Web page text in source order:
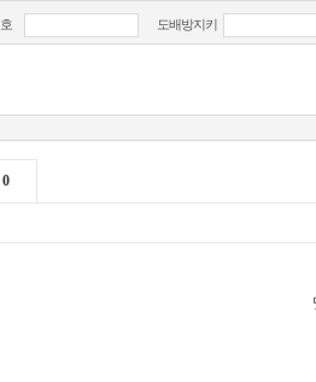
도배방지키
0